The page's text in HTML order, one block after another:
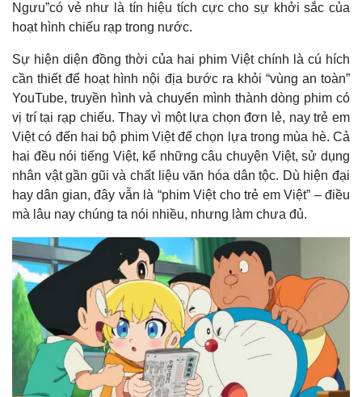
Tỷ giá
Ngưu”có vẻ như là tín hiệu tích cực cho sự khởi sắc của
hoạt hình chiếu rạp trong nước.
Sự hiện diện đồng thời của hai phim Việt chính là cú hích
cần thiết để hoạt hình nội địa bước ra khỏi “vùng an toàn”
YouTube, truyền hình và chuyển mình thành dòng phim có
vị trí tại rạp chiếu. Thay vì một lựa chọn đơn lẻ, nay trẻ em
Việt có đến hai bộ phim Việt để chọn lựa trong mùa hè. Cả
hai đều nói tiếng Việt, kể những câu chuyện Việt, sử dụng
nhân vật gần gũi và chất liệu văn hóa dân tộc. Dù hiện đại
hay dân gian, đây vẫn là “phim Việt cho trẻ em Việt” – điều
mà lâu nay chúng ta nói nhiều, nhưng làm chưa đủ.